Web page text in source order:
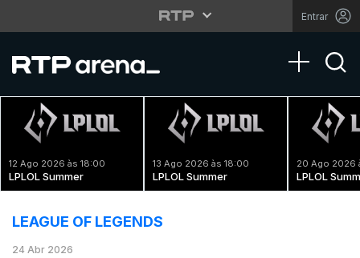
Entrar
Toggle
12 Ago 2026 às 18:00
LPLOL Summer
13 Ago 2026 às 18:00
LPLOL Summer
20 Ago 2026
LPLOL
LEAGUE OF LEGENDS
24 Abr 2026